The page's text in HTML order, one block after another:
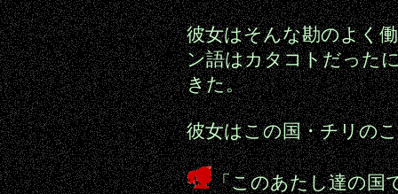
彼女はそんな勘のよく
ン語はカタコトだった
きた。
彼女はこの国・チリの
「このあたし達の国